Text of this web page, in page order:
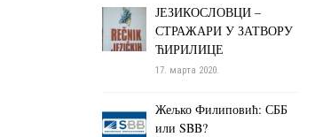
ЈЕЗИКОСЛОВЦИ –
СТРАЖАРИ У ЗАТВОРУ
ЋИРИЛИЦЕ
17. марта 2020.
Жељко Филиповић: СББ
или SBB?